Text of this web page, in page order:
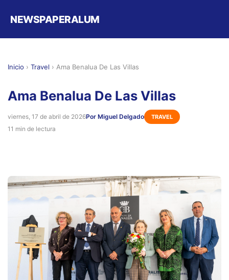
NEWSPAPERALUM
Inicio › Travel › Ama Benalua De Las Villas
Ama Benalua De Las Villas
viernes, 17 de abril de 2026Por Miguel Delgado TRAVEL
11 min de lectura